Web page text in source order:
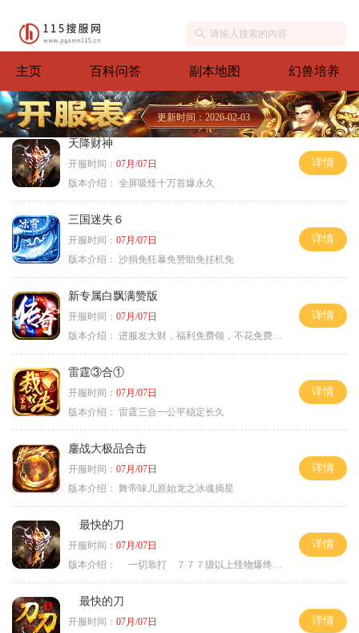
主页 百科问答 副本地图 幻兽培养
更新时间：2026-02-03
天降财神
开服时间： 07月/07日
版本介绍： 全屏吸怪十万首爆永久
详情
三国迷失６
开服时间： 07月/07日
版本介绍： 沙捐免狂暴免赞助免挂机免
详情
新专属白飘满赞版
开服时间： 07月/07日
版本介绍： 进服发大财，福利免费领，不花免费通关！
详情
雷霆③合①
开服时间： 07月/07日
版本介绍： 雷霆三合一公平稳定长久
详情
鏖战大极品合击
开服时间： 07月/07日
版本介绍： 舞帝味儿原始龙之冰魂摘星
详情
最快的刀
开服时间： 07月/07日
版本介绍：
一切靠打 ７７７级以上怪物爆终极
详情
最快的刀
开服时间： 07月/07日
详情